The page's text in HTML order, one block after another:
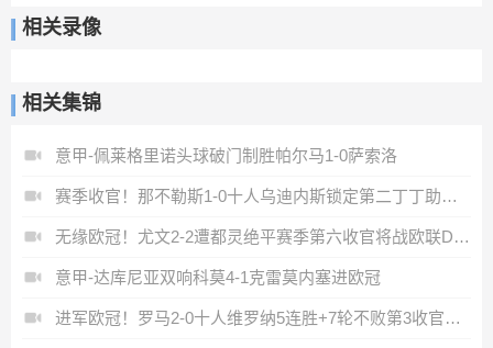
相关录像
相关集锦
意甲-佩莱格里诺头球破门制胜帕尔马1-0萨索洛
赛季收官！那不勒斯1-0十人乌迪内斯锁定第二丁丁助攻霍伊伦制胜
无缘欧冠！尤文2-2遭都灵绝平赛季第六收官将战欧联DV9双响
意甲-达库尼亚双响科莫4-1克雷莫内塞进欧冠
进军欧冠！罗马2-0十人维罗纳5连胜+7轮不败第3收官迪巴拉2助攻